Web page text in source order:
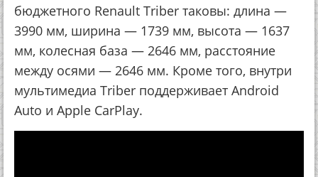
бюджетного Renault Triber таковы: длина —
3990 мм, ширина — 1739 мм, высота — 1637
мм, колесная база — 2646 мм, расстояние
между осями — 2646 мм. Кроме того, внутри
мультимедиа Triber поддерживает Android
Auto и Apple CarPlay.